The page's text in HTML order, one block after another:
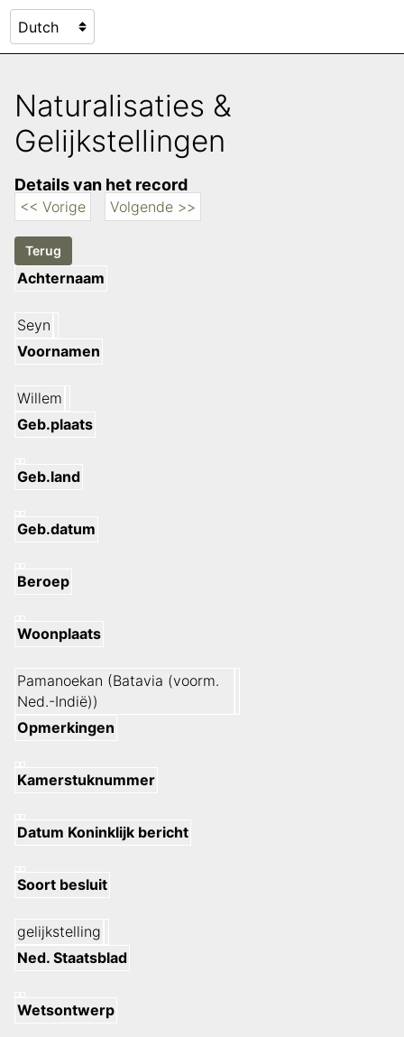
Naturalisaties &
Gelijkstellingen
Details van het record
<< Vorige Volgende >>
Achternaam
Seyn
Voornamen
Willem
Geb.plaats
Geb.land
Geb.datum
Beroep
Woonplaats
Pamanoekan (Batavia (voorm.
Ned.-Indië))
Opmerkingen
Kamerstuknummer
Datum Koninklijk bericht
Soort besluit
gelijkstelling
Ned. Staatsblad
Wetsontwerp